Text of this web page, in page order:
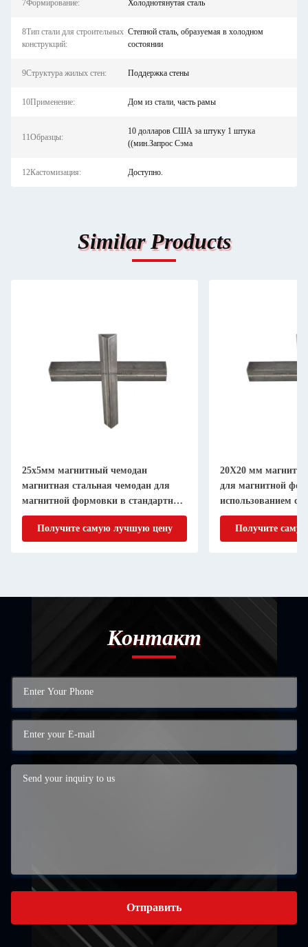
7Формирование: Холоднотянутая сталь
8Тип стали для строительных
конструкций:
Степной сталь, образуемая в холодном
состоянии
9Структура жилых стен: Поддержка стены
10Применение: Дом из стали, часть рамы
11Образцы:
10 долларов США за штуку 1 штука
((мин.Запрос Сэма
12Кастомизация: Доступно.
Similar Products
25х5мм магнитный чемодан
магнитная стальная чемодан для
магнитной формовки в стандартном
GB
Получите самую лучшую цену
20X20 мм
для магнитной
использованием
холодной стали GB
Получите
Контакт
Отправить